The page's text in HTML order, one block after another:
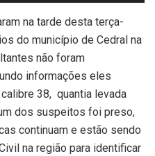
na tarde desta terça-
do município de Cedral na
não foram
informações eles
38, quantia levada
dos suspeitos foi preso,
continuam e estão sendo
na região para identificar